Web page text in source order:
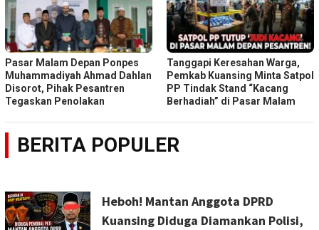
Pasar Malam Depan Ponpes
Muhammadiyah Ahmad Dahlan
Disorot, Pihak Pesantren
Tegaskan Penolakan
Tanggapi Keresahan Warga,
Pemkab Kuansing Minta Satpol
PP Tindak Stand “Kacang
Berhadiah” di Pasar Malam
BERITA POPULER
Heboh! Mantan Anggota DPRD
Kuansing Diduga Diamankan Polisi,